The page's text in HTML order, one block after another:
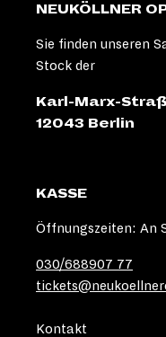
NEUKÖLLNER
Sie finden unseren
Stock der
Karl-Marx-
12043 Berlin
KASSE
Öffnungszeiten: An
030/688907 77
Kontakt